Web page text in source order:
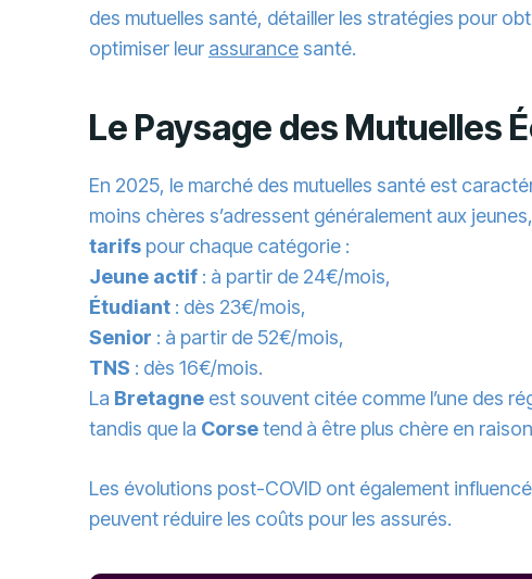
des mutuelles santé, détailler les stratégies pour
optimiser leur assurance santé.
Le Paysage des Mutuelles
En 2025, le marché des mutuelles santé est
moins chères s’adressent généralement aux
tarifs pour chaque catégorie :
Jeune actif : à partir de 24€/mois,
Étudiant : dès 23€/mois,
Senior : à partir de 52€/mois,
TNS : dès 16€/mois.
La Bretagne est souvent citée comme l’une des
tandis que la Corsetend à être plus chère en
Les évolutions post-COVID ont également
peuvent réduire les coûts pour les assurés.